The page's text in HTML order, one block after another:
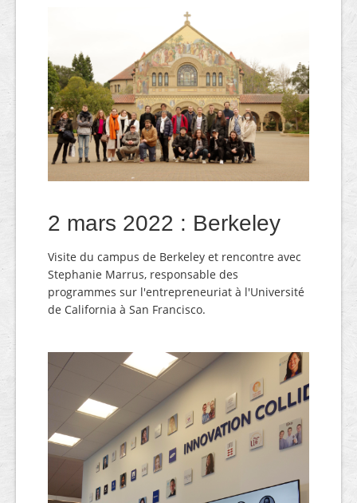
2 mars 2022 : Berkeley
Visite du campus de Berkeley et rencontre avec
Stephanie Marrus, responsable des
programmes sur l'entrepreneuriat à l'Université
de California à San Francisco.